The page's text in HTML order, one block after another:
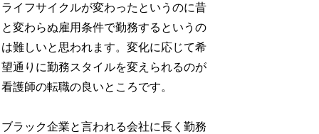
ライフサイクルが変わったというのに昔
と変わらぬ雇用条件で勤務するというの
は難しいと思われます。変化に応じて希
望通りに勤務スタイルを変えられるのが
看護師の転職の良いところです。
ブラック企業と言われる会社に長く勤務